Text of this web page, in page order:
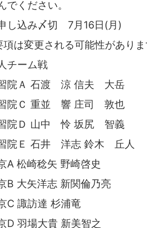
でください。
し込み〆切 7月16日(月)
項は変更される可能性があり
チーム戦
院Ａ 石渡 涼 信夫 大岳
院Ｃ 重並 響 庄司 敦也
院Ｄ 山中 怜 坂尻 智義
院Ｅ 石井 洋志 鈴木 丘人
A 松崎稔矢 野崎啓史
B 大矢洋志 新関倫乃亮
C 諏訪達 杉浦竜
D 羽場大貴 新美智之